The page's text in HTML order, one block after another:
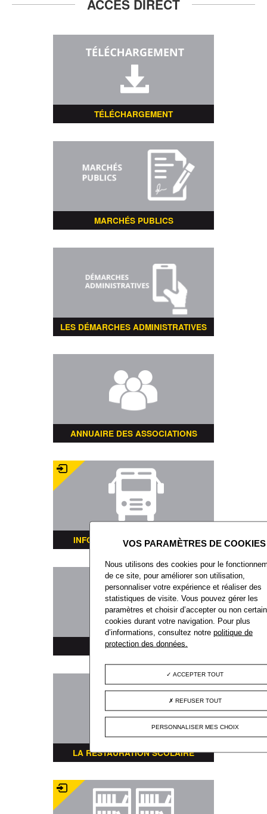
ACCÈS DIRECT
TÉLÉCHARGEMENT
MARCHÉS PUBLICS
LES DÉMARCHES ADMINISTRATIVES
ANNUAIRE DES ASSOCIATIONS
INFORMATIONS TRANSPORTS
PLAN DE LA VILLE
LA RESTAURATION SCOLAIRE
Nous utilisons des cookies pour le
de ce site, pour améliorer son utilisation,
personnaliser votre expérience et réaliser des
statistiques de visite. Vous pouvez gérer les
paramètres et choisir d’accepter ou non
cookies durant votre navigation. Pour plus
d’informations, consultez notrepolitique de
protection des données.
ACCEPTER TOUT
REFUSER TOUT
PERSONNALISER MES CHOIX